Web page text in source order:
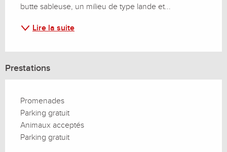
butte sableuse, un milieu de type lande et...
Lire la suite
Prestations
Promenades
Parking gratuit
Animaux acceptés
Parking gratuit